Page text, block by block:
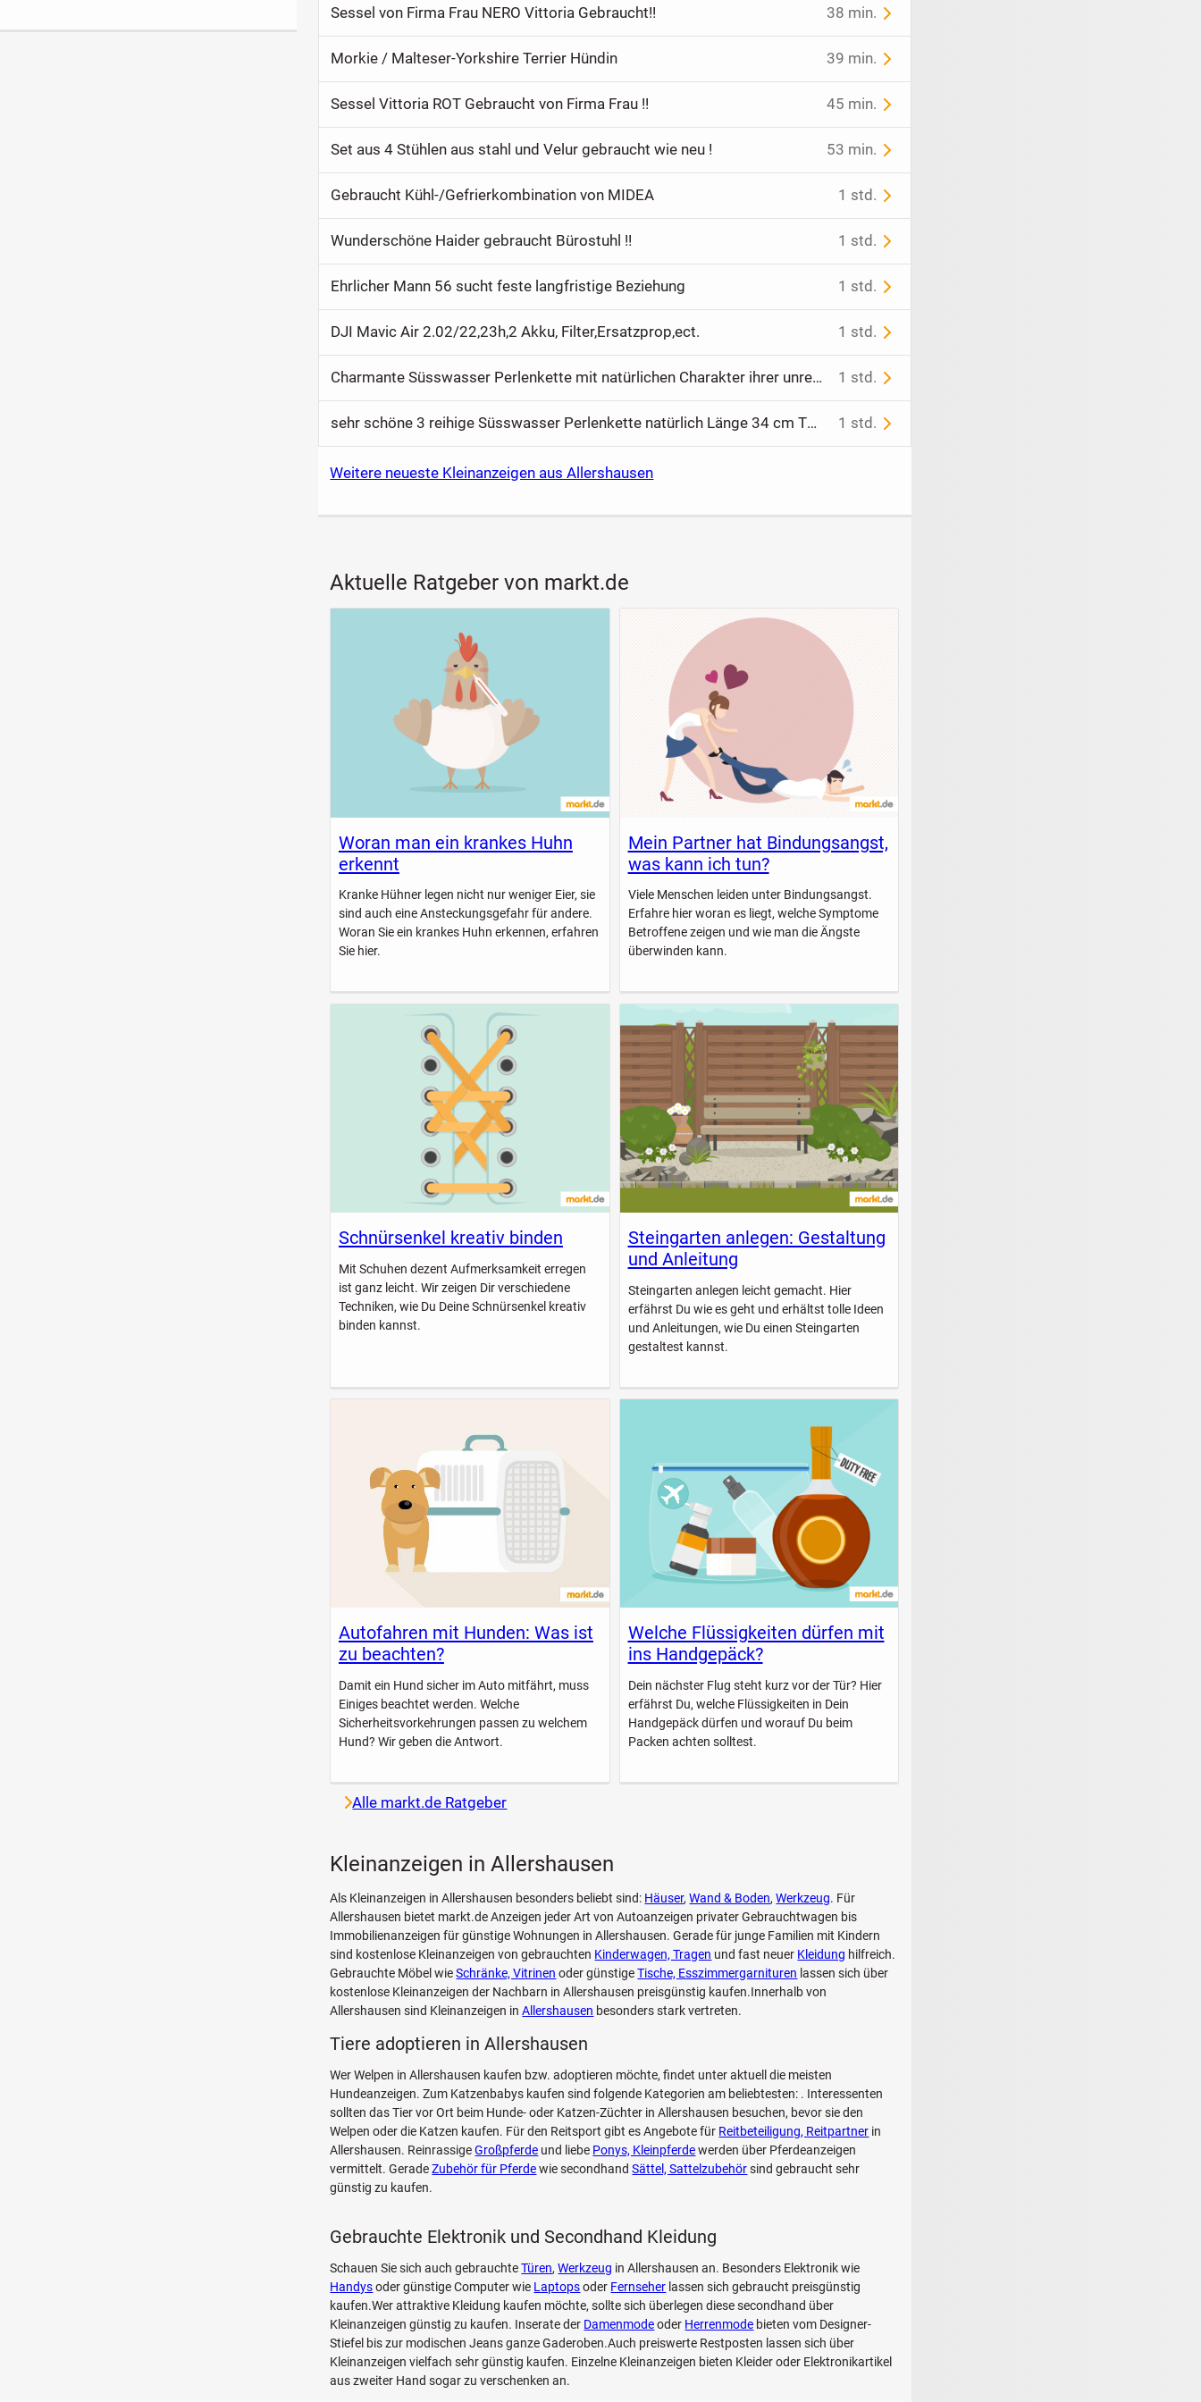
Sessel von Firma Frau NERO Vittoria Gebraucht!! 38 min.
Morkie / Malteser-Yorkshire Terrier Hündin 39 min.
Sessel Vittoria ROT Gebraucht von Firma Frau !! 45 min.
Set aus 4 Stühlen aus stahl und Velur gebraucht wie neu ! 53 min.
Gebraucht Kühl-/Gefrierkombination von MIDEA 1 std.
Wunderschöne Haider gebraucht Bürostuhl !! 1 std.
Ehrlicher Mann 56 sucht feste langfristige Beziehung 1 std.
DJI Mavic Air 2.02/22,23h,2 Akku, Filter,Ersatzprop,ect. 1 std.
Charmante Süsswasser Perlenkette mit natürlichen Charakter ihrer unregelmäßgen Perlen - 90 cm Länge TOP Zustand 1 std.
sehr schöne 3 reihige Süsswasser Perlenkette natürlich Länge 34 cm TOP Zustand 1 std.
Weitere neueste Kleinanzeigen aus Allershausen
Aktuelle Ratgeber von markt.de
Woran man ein krankes Huhn
erkennt
Kranke Hühner legen nicht nur weniger Eier, sie
sind auch eine Ansteckungsgefahr für andere.
Woran Sie ein krankes Huhn erkennen, erfahren
Sie hier.
Mein Partner hat Bindungsangst,
was kann ich tun?
Viele Menschen leiden unter Bindungsangst.
Erfahre hier woran es liegt, welche Symptome
Betroffene zeigen und wie man die Ängste
überwinden kann.
Schnürsenkel kreativ binden
Mit Schuhen dezent Aufmerksamkeit erregen
ist ganz leicht. Wir zeigen Dir verschiedene
Techniken, wie Du Deine Schnürsenkel kreativ
binden kannst.
Steingarten anlegen: Gestaltung
und Anleitung
Steingarten anlegen leicht gemacht. Hier
erfährst Du wie es geht und erhältst tolle Ideen
und Anleitungen, wie Du einen Steingarten
gestaltest kannst.
Autofahren mit Hunden: Was ist
zu beachten?
Damit ein Hund sicher im Auto mitfährt, muss
Einiges beachtet werden. Welche
Sicherheitsvorkehrungen passen zu welchem
Hund? Wir geben die Antwort.
Welche Flüssigkeiten dürfen mit
ins Handgepäck?
Dein nächster Flug steht kurz vor der Tür? Hier
erfährst Du, welche Flüssigkeiten in Dein
Handgepäck dürfen und worauf Du beim
Packen achten solltest.
Alle markt.de Ratgeber
Kleinanzeigen in Allershausen
Als Kleinanzeigen in Allershausen besonders beliebt sind: Häuser,Wand & Boden,Werkzeug. Für
Allershausen bietet markt.de Anzeigen jeder Art von Autoanzeigen privater Gebrauchtwagen bis
Immobilienanzeigen für günstige Wohnungen in Allershausen. Gerade für junge Familien mit Kindern
sind kostenlose Kleinanzeigen von gebrauchten Kinderwagen, Tragen und fast neuer Kleidung hilfreich.
Gebrauchte Möbel wieSchränke, Vitrinen oder günstigeTische, Esszimmergarnituren lassen sich über
kostenlose Kleinanzeigen der Nachbarn in Allershausen preisgünstig kaufen.Innerhalb von
Allershausen sind Kleinanzeigen inAllershausen besonders stark vertreten.
Tiere adoptieren in Allershausen
Wer Welpen in Allershausen kaufen bzw. adoptieren möchte, findet unter aktuell die meisten
Hundeanzeigen. Zum Katzenbabys kaufen sind folgende Kategorien am beliebtesten: . Interessenten
sollten das Tier vor Ort beim Hunde- oder Katzen-Züchter in Allershausen besuchen, bevor sie den
Welpen oder die Katzen kaufen. Für den Reitsport gibt es Angebote für Reitbeteiligung, Reitpartner in
Allershausen. ReinrassigeGroßpferde und liebe Ponys, Kleinpferdewerden über Pferdeanzeigen
vermittelt. GeradeZubehör für Pferdewie secondhandSättel, Sattelzubehörsind gebraucht sehr
günstig zu kaufen.
Gebrauchte Elektronik und Secondhand Kleidung
Schauen Sie sich auch gebrauchteTüren,Werkzeug in Allershausen an. Besonders Elektronik wie
Handysoder günstige Computer wie Laptopsoder Fernseher lassen sich gebraucht preisgünstig
kaufen.Wer attraktive Kleidung kaufen möchte, sollte sich überlegen diese secondhand über
Kleinanzeigen günstig zu kaufen. Inserate der Damenmodeoder Herrenmode bieten vom Designer-
Stiefel bis zur modischen Jeans ganze Gaderoben.Auch preiswerte Restposten lassen sich über
Kleinanzeigen vielfach sehr günstig kaufen. Einzelne Kleinanzeigen bieten Kleider oder Elektronikartikel
aus zweiter Hand sogar zu verschenken an.